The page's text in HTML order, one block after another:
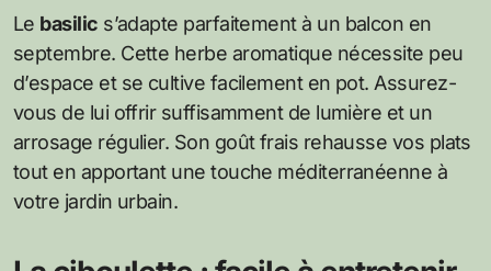
Le basilic s’adapte parfaitement à un balcon en
septembre. Cette herbe aromatique nécessite peu
d’espace et se cultive facilement en pot. Assurez-
vous de lui offrir suffisamment de lumière et un
arrosage régulier. Son goût frais rehausse vos plats
tout en apportant une touche méditerranéenne à
votre jardin urbain.